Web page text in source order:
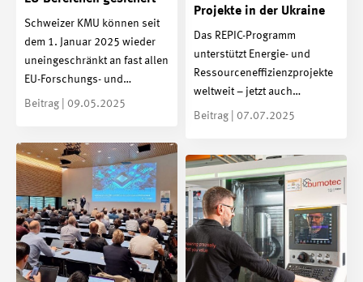
Projekte in der Ukraine
Das REPIC-Programm
unterstützt Energie- und
Ressourceneffizienzprojekte
weltweit – jetzt auch…
Beitrag | 07.07.2025
Schweizer KMU können seit
dem 1. Januar 2025 wieder
uneingeschränkt an fast allen
EU-Forschungs- und…
Beitrag | 09.05.2025